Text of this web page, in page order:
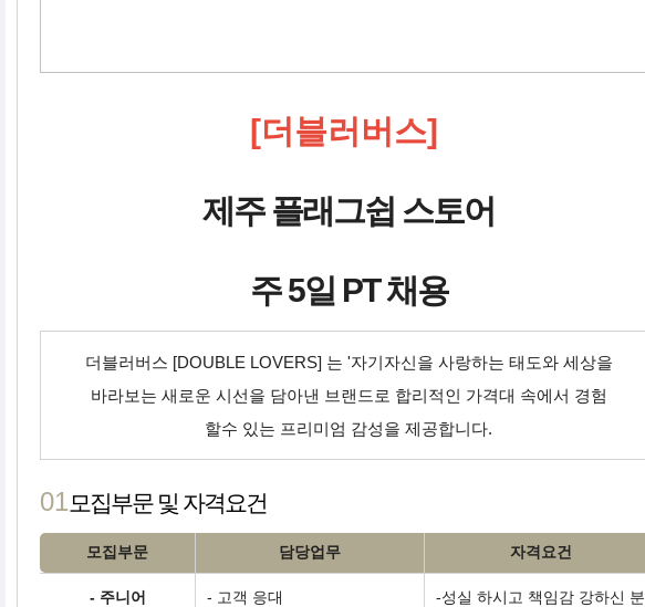
[더블러버스]
제주 플래그쉽 스토어
주 5일 PT 채용
더블러버스 [DOUBLE LOVERS] 는 '자기자신을 사랑하는 태도와 세상을
바라보는 새로운 시선을 담아낸 브랜드로 합리적인 가격대 속에서 경험
할수 있는 프리미엄 감성을 제공합니다.
01 모집부문 및 자격요건
모집부문 담당업무 자격요건
- 주니어
- 고객 응대
-성실 하시고 책임감 강하신 분